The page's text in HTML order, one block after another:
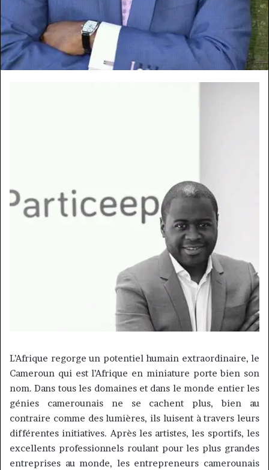
L’Afrique regorge un potentiel humain extraordinaire, le
Cameroun qui est l’Afrique en miniature porte bien son
nom. Dans tous les domaines et dans le monde entier les
génies camerounais ne se cachent plus, bien au
contraire comme des lumières, ils luisent à travers leurs
différentes initiatives. Après les artistes, les sportifs, les
excellents professionnels roulant pour les plus grandes
entreprises au monde, les entrepreneurs camerounais